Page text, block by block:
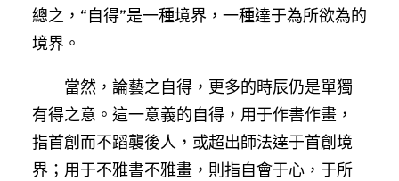
總之，“自得”是一種境界，一種達于為所欲為的
境界。
當然，論藝之自得，更多的時辰仍是單獨
有得之意。這一意義的自得，用于作書作畫，
指首創而不蹈襲後人，或超出師法達于首創境
界；用于不雅書不雅畫，則指自會于心，于所